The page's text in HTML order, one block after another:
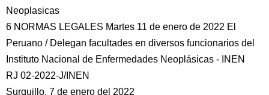
Neoplasicas
6 NORMAS LEGALES Martes 11 de enero de 2022 El
Peruano / Delegan facultades en diversos funcionarios del
Instituto Nacional de Enfermedades Neoplásicas - INEN
RJ 02-2022-J/INEN
Surquillo, 7 de enero del 2022